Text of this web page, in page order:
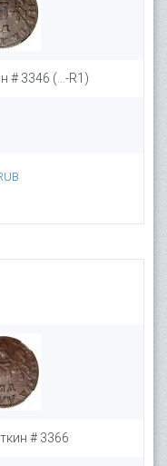
# 3346 (...-R1)
# 3366